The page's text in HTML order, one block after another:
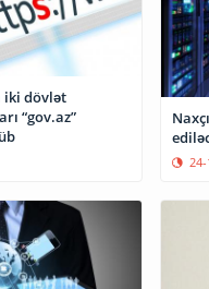
iki dövlət
“gov.az”